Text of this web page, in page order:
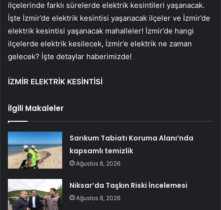
ilçelerinde farklı sürelerde elektrik kesintileri yaşanacak.
İşte İzmir’de elektrik kesintisi yaşanacak ilçeler ve İzmir’de
elektrik kesintisi yaşanacak mahalleler! İzmir’de hangi
ilçelerde elektrik kesilecek, İzmir’e elektrik ne zaman
gelecek? İşte detaylar haberimizde!
İZMİR ELEKTRİK KESİNTİSİ
İlgili Makaleler
Sarıkum Tabiatı Koruma Alanı’nda
kapsamlı temizlik
Ağustos 8, 2026
Niksar’da Taşkın Riski İncelemesi
Ağustos 8, 2026